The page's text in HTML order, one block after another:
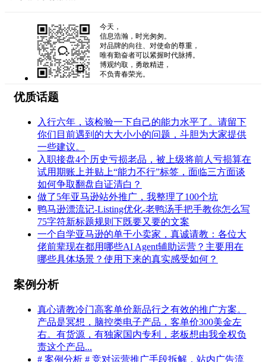
今天，
信息浩瀚，时光匆匆。
对品牌的向往、对使命的尊重，
唯有勤奋者可以紧握时代脉搏。
博观约取，勇敢精进，
不负青春荣光。
优质话题
入行六年，该检验一下自己的能力水平了。请留下
你们目前遇到的大大小小的问题，斗胆为大家提供
一些建议。
入职接盘4个历史亏损老品，被上级将前人亏损算在
试用期账上并贴上“能力不行”标签，面临三方面谈
如何争取翻盘自证清白？
做了5年亚马逊站外推广，我整理了100个坑
鸭马逊漂流记-Listing优化-老鸭汤手把手教你怎么写
75字符新标题规则下既要又要的文案
一个自学亚马逊的单干小卖家，真诚请教：各位大
佬前辈现在都用哪些AI Agent辅助运营？主要用在
哪些具体场景？使用下来的真实感受如何？
案例分析
真心请教冷门高客单价新品行之有效的推广方案。
产品是冥想，脑控类电子产品，客单价300美金左
右。有货源，有独家国内专利，老板想由我全权负
责这个产品...
# 案例分析 # 竞对运营推广手段拆解，站内广告流